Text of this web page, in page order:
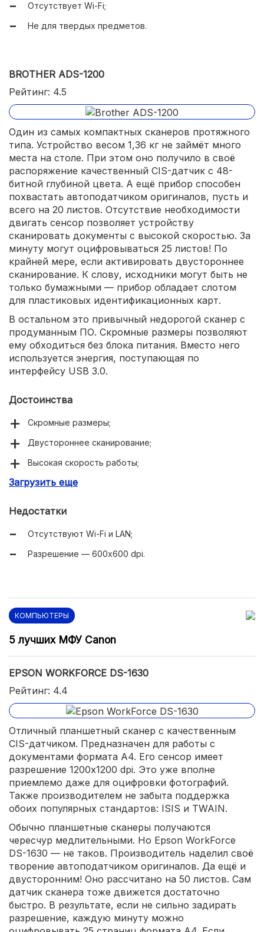
Отсутствует Wi-Fi;
Не для твердых предметов.
BROTHER ADS-1200
Рейтинг: 4.5
Один из самых компактных сканеров протяжного
типа. Устройство весом 1,36 кг не займёт много
места на столе. При этом оно получило в своё
распоряжение качественный CIS-датчик с 48-
битной глубиной цвета. А ещё прибор способен
похвастать автоподатчиком оригиналов, пусть и
всего на 20 листов. Отсутствие необходимости
двигать сенсор позволяет устройству
сканировать документы с высокой скоростью. За
минуту могут оцифровываться 25 листов! По
крайней мере, если активировать двустороннее
сканирование. К слову, исходники могут быть не
только бумажными — прибор обладает слотом
для пластиковых идентификационных карт.
В остальном это привычный недорогой сканер с
продуманным ПО. Скромные размеры позволяют
ему обходиться без блока питания. Вместо него
используется энергия, поступающая по
интерфейсу USB 3.0.
Достоинства
Скромные размеры;
Двустороннее сканирование;
Высокая скорость работы;
Достойная глубина цвета;
Загрузить еще
Недостатки
Отсутствуют Wi-Fi и LAN;
Разрешение — 600x600 dpi.
КОМПЬЮТЕРЫ
5 лучших МФУ Canon
EPSON WORKFORCE DS-1630
Рейтинг: 4.4
Отличный планшетный сканер с качественным
CIS-датчиком. Предназначен для работы с
документами формата A4. Его сенсор имеет
разрешение 1200x1200 dpi. Это уже вполне
приемлемо даже для оцифровки фотографий.
Также производителем не забыта поддержка
обоих популярных стандартов: ISIS и TWAIN.
Обычно планшетные сканеры получаются
чересчур медлительными. Но Epson WorkForce
DS-1630 — не таков. Производитель наделил своё
творение автоподатчиком оригиналов. Да ещё и
двусторонним! Оно рассчитано на 50 листов. Сам
датчик сканера тоже движется достаточно
быстро. В результате, если не сильно задирать
разрешение, каждую минуту можно